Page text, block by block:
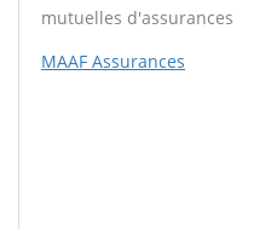
mutuelles d'assurances
MAAF Assurances